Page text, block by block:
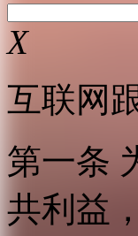
X
互联网
第一条
共利益